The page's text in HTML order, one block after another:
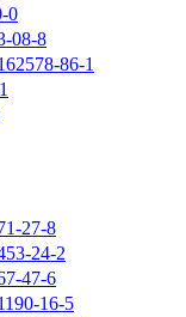
0
08-8
86-1
27-8
24-2
47-6
16-5